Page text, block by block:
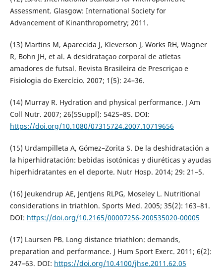
Assessment. Glasgow: International Society for
Advancement of Kinanthropometry; 2011.
(13) Martins M, Aparecida J, Kleverson J, Works RH, Wagner
R, Bohn JH, et al. A desidrataçao corporal de atletas
amadores de futsal. Revista Brasileira de Prescriçao e
Fisiologia do Exercício. 2007; 1(5): 24–36.
(14) Murray R. Hydration and physical performance. J Am
Coll Nutr. 2007; 26(5Suppl): 542S–8S. DOI:
https://doi.org/10.1080/07315724.2007.10719656
(15) Urdampilleta A, Gómez–Zorita S. De la deshidratación a
la hiperhidratación: bebidas isotónicas y diuréticas y ayudas
hiperhidratantes en el deporte. Nutr Hosp. 2014; 29: 21–5.
(16) Jeukendrup AE, Jentjens RLPG, Moseley L. Nutritional
considerations in triathlon. Sports Med. 2005; 35(2): 163–81.
DOI: https://doi.org/10.2165/00007256-200535020-00005
(17) Laursen PB. Long distance triathlon: demands,
preparation and performance. J Hum Sport Exerc. 2011; 6(2):
247–63. DOI: https://doi.org/10.4100/jhse.2011.62.05